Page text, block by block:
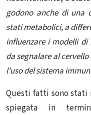
godono anche di una
stati metabolici, a
influenzare i modelli
da segnalare al
l’uso del sistema
Questi fatti sono stati
spiegata in